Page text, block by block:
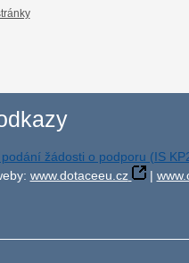
žádosti o podporu (IS
www.dotaceeu.cz |